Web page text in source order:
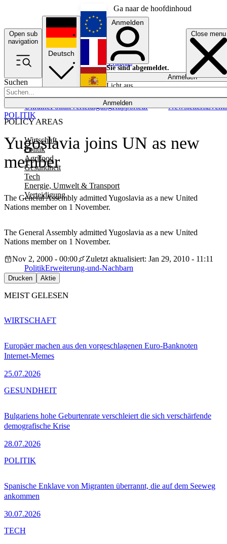
Ga naar de hoofdinhoud
Open sub
navigation
Close menu
Suchen
Anmelden
POLICY AREAS
Wirtschaft
Politik
Agrifood
Gesundheit
Tech
Energie, Umwelt & Transport
Verteidigung
UkrainePolitikVerteidigungRapporteur NewslettersEvents
Deutsch
English
Français
Anmelden
Sie sind abgemeldet.
Anmelden
Licht aus
Yugoslavia joins UN as new
member
The General Assembly admitted Yugoslavia as a new United
Nations member on 1 November.
POLITIK
The General Assembly admitted Yugoslavia as a new United
Nations member on 1 November.
Nov 2, 2000 - 00:00
Zuletzt aktualisiert: Jan 29, 2010 - 11:11
PolitikErweiterung-und-Nachbarn
Drucken Aktie
MEIST GELESEN
Europäer machen aus den vorgeschlagenen Euro-Banknoten
Internet-Memes
25.07.2026
WIRTSCHAFT
Bulgariens hohe Geburtenrate verschleiert die sich verschärfende
demografische Krise
28.07.2026
GESUNDHEIT
Spanische Enklave von Migranten überrannt, die auf dem Seeweg
ankommen
30.07.2026
POLITIK
TECH